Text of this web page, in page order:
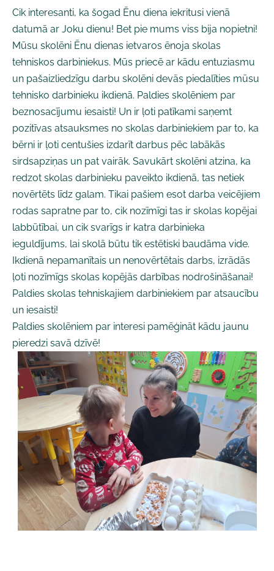
Cik interesanti, ka šogad Ēnu diena iekritusi vienā
datumā ar Joku dienu! Bet pie mums viss bija nopietni!
Mūsu skolēni Ēnu dienas ietvaros ēnoja skolas
tehniskos darbiniekus. Mūs priecē ar kādu entuziasmu
un pašaizliedzīgu darbu skolēni devās piedalīties mūsu
tehnisko darbinieku ikdienā. Paldies skolēniem par
beznosacījumu iesaisti! Un ir ļoti patīkami saņemt
pozitīvas atsauksmes no skolas darbiniekiem par to, ka
bērni ir ļoti centušies izdarīt darbus pēc labākās
sirdsapziņas un pat vairāk. Savukārt skolēni atzina, ka
redzot skolas darbinieku paveikto ikdienā, tas netiek
novērtēts līdz galam. Tikai pašiem esot darba veicējiem
rodas sapratne par to, cik nozīmīgi tas ir skolas kopējai
labbūtībai, un cik svarīgs ir katra darbinieka
ieguldījums, lai skolā būtu tik estētiski baudāma vide.
Ikdienā nepamanītais un nenovērtētais darbs, izrādās
ļoti nozīmīgs skolas kopējās darbības nodrošināšanai!
Paldies skolas tehniskajiem darbiniekiem par atsaucību
un iesaisti!
Paldies skolēniem par interesi pamēģināt kādu jaunu
pieredzi savā dzīvē!